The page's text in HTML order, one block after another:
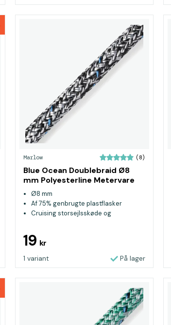
Marlow (8)
Blue Ocean Doublebraid Ø8
mm Polyesterline Metervare
Sort
Ø8 mm
Af 75% genbrugte plastflasker
Cruising storsejlsskøde og
19 kr
1 variant På lager